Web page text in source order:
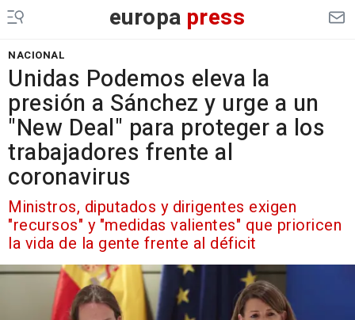
europa press
NACIONAL
Unidas Podemos eleva la
presión a Sánchez y urge a un
"New Deal" para proteger a los
trabajadores frente al
coronavirus
Ministros, diputados y dirigentes exigen
"recursos" y "medidas valientes" que prioricen
la vida de la gente frente al déficit